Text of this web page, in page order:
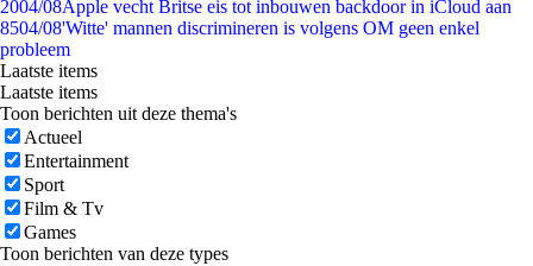
2004/08Apple vecht Britse eis tot inbouwen backdoor in iCloud aan
8504/08'Witte' mannen discrimineren is volgens OM geen enkel
probleem
Laatste items
Laatste items
Toon berichten uit deze thema's
Actueel
Entertainment
Sport
Film & Tv
Games
Toon berichten van deze types